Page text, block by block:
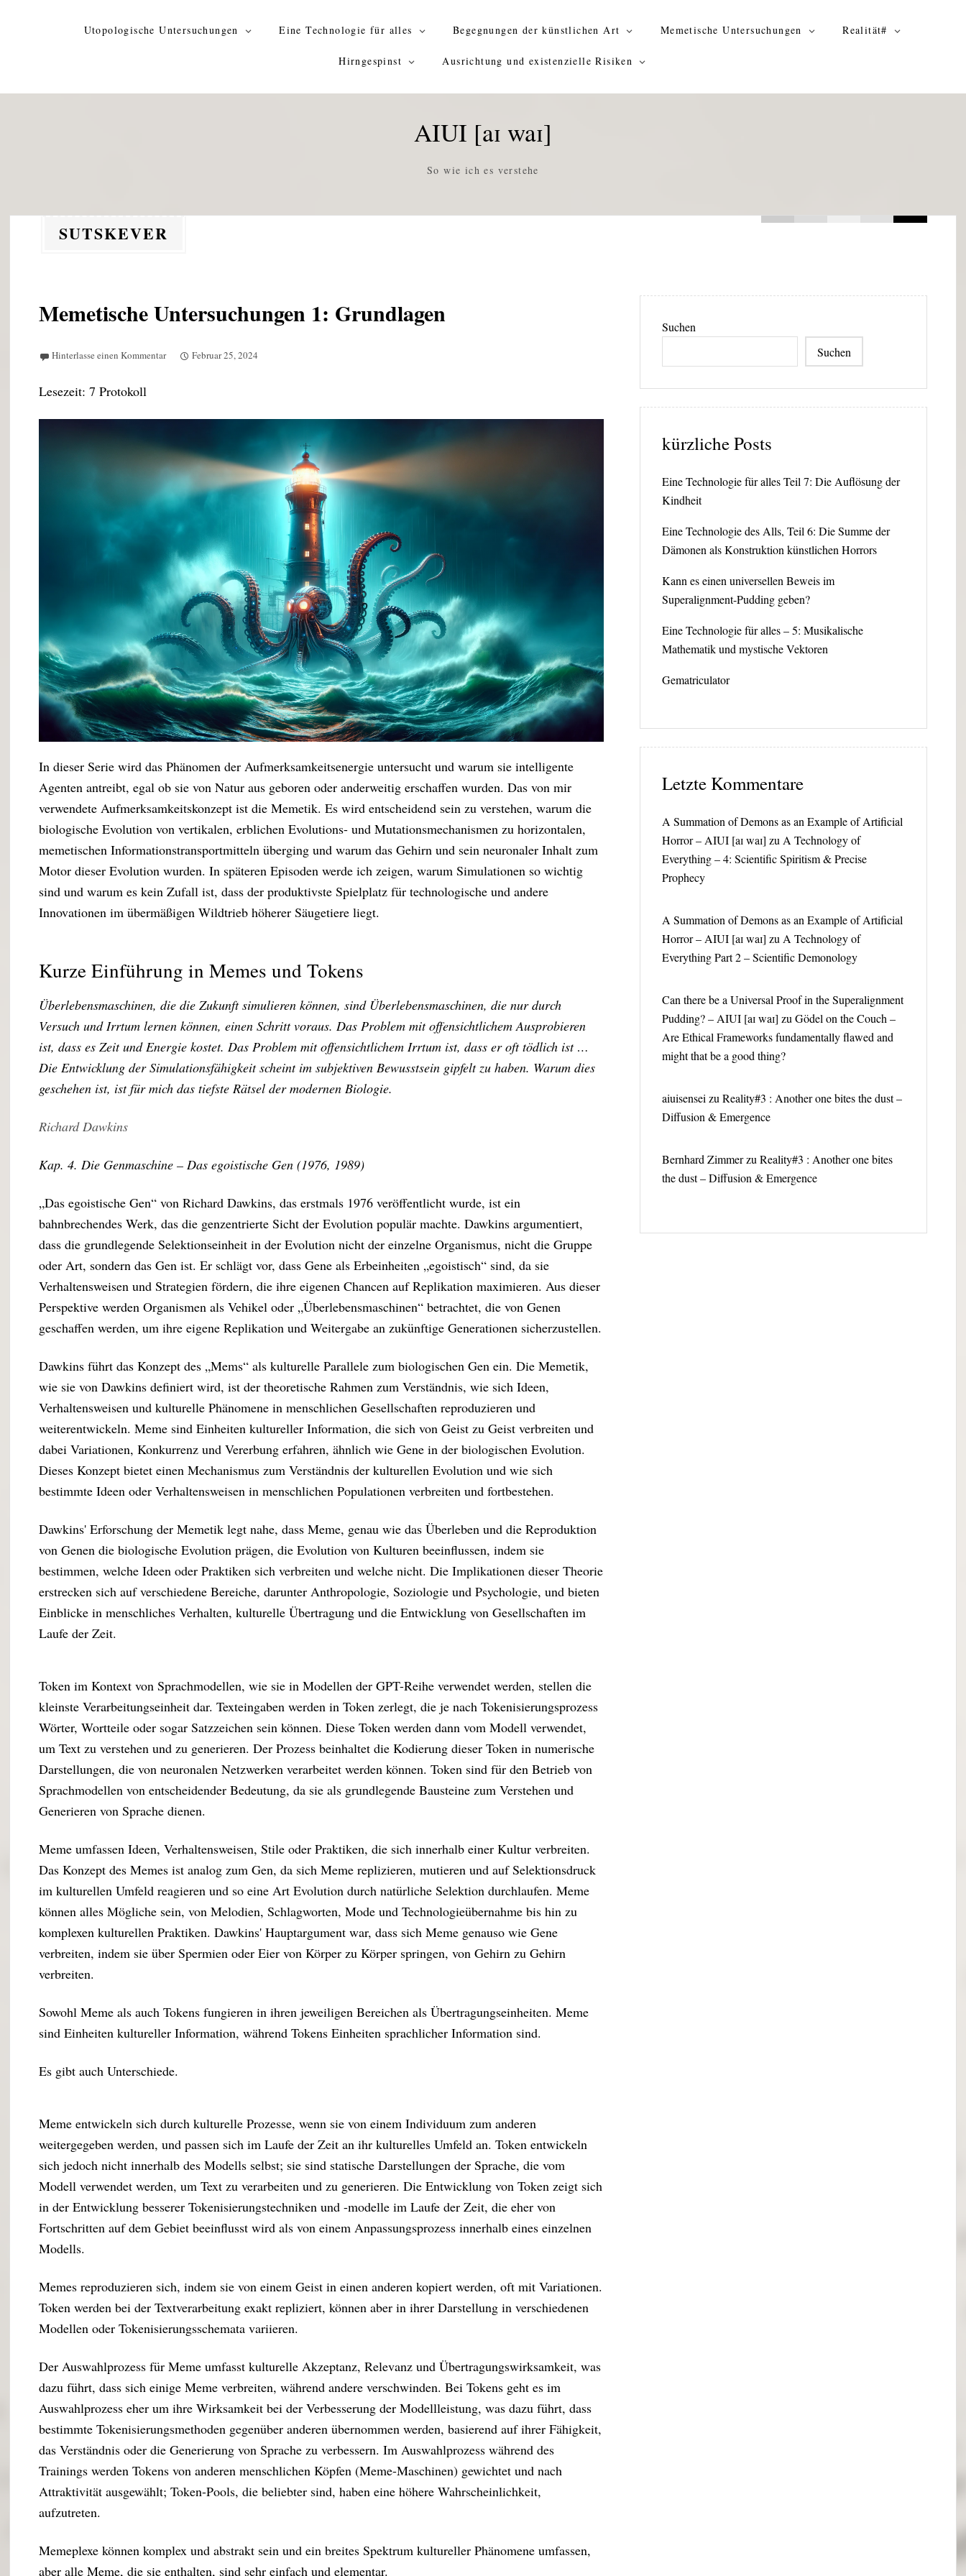
Utopologische Untersuchungen Eine Technologie für alles Begegnungen der künstlichen Art Memetische Untersuchungen Realität#
Hirngespinst Ausrichtung und existenzielle Risiken
AIUI [aɪ waɪ]
So wie ich es verstehe
SUTSKEVER
Memetische Untersuchungen 1: Grundlagen
Hinterlasse einen Kommentar Februar 25, 2024
Lesezeit:7 Protokoll
In dieser Serie wird das Phänomen der Aufmerksamkeitsenergie untersucht und warum sie intelligente
Agenten antreibt, egal ob sie von Natur aus geboren oder anderweitig erschaffen wurden. Das von mir
verwendete Aufmerksamkeitskonzept ist die Memetik. Es wird entscheidend sein zu verstehen, warum die
biologische Evolution von vertikalen, erblichen Evolutions- und Mutationsmechanismen zu horizontalen,
memetischen Informationstransportmitteln überging und warum das Gehirn und sein neuronaler Inhalt zum
Motor dieser Evolution wurden. In späteren Episoden werde ich zeigen, warum Simulationen so wichtig
sind und warum es kein Zufall ist, dass der produktivste Spielplatz für technologische und andere
Innovationen im übermäßigen Wildtrieb höherer Säugetiere liegt.
Kurze Einführung in Memes und Tokens
Überlebensmaschinen, die die Zukunft simulieren können, sind Überlebensmaschinen, die nur durch
Versuch und Irrtum lernen können, einen Schritt voraus. Das Problem mit offensichtlichem Ausprobieren
ist, dass es Zeit und Energie kostet. Das Problem mit offensichtlichem Irrtum ist, dass er oft tödlich ist …
Die Entwicklung der Simulationsfähigkeit scheint im subjektiven Bewusstsein gipfelt zu haben. Warum dies
geschehen ist, ist für mich das tiefste Rätsel der modernen Biologie.
Richard Dawkins
Kap. 4. Die Genmaschine – Das egoistische Gen (1976, 1989)
„Das egoistische Gen“ von Richard Dawkins, das erstmals 1976 veröffentlicht wurde, ist ein
bahnbrechendes Werk, das die genzentrierte Sicht der Evolution populär machte. Dawkins argumentiert,
dass die grundlegende Selektionseinheit in der Evolution nicht der einzelne Organismus, nicht die Gruppe
oder Art, sondern das Gen ist. Er schlägt vor, dass Gene als Erbeinheiten „egoistisch“ sind, da sie
Verhaltensweisen und Strategien fördern, die ihre eigenen Chancen auf Replikation maximieren. Aus dieser
Perspektive werden Organismen als Vehikel oder „Überlebensmaschinen“ betrachtet, die von Genen
geschaffen werden, um ihre eigene Replikation und Weitergabe an zukünftige Generationen sicherzustellen.
Dawkins führt das Konzept des „Mems“ als kulturelle Parallele zum biologischen Gen ein. Die Memetik,
wie sie von Dawkins definiert wird, ist der theoretische Rahmen zum Verständnis, wie sich Ideen,
Verhaltensweisen und kulturelle Phänomene in menschlichen Gesellschaften reproduzieren und
weiterentwickeln. Meme sind Einheiten kultureller Information, die sich von Geist zu Geist verbreiten und
dabei Variationen, Konkurrenz und Vererbung erfahren, ähnlich wie Gene in der biologischen Evolution.
Dieses Konzept bietet einen Mechanismus zum Verständnis der kulturellen Evolution und wie sich
bestimmte Ideen oder Verhaltensweisen in menschlichen Populationen verbreiten und fortbestehen.
Dawkins' Erforschung der Memetik legt nahe, dass Meme, genau wie das Überleben und die Reproduktion
von Genen die biologische Evolution prägen, die Evolution von Kulturen beeinflussen, indem sie
bestimmen, welche Ideen oder Praktiken sich verbreiten und welche nicht. Die Implikationen dieser Theorie
erstrecken sich auf verschiedene Bereiche, darunter Anthropologie, Soziologie und Psychologie, und bieten
Einblicke in menschliches Verhalten, kulturelle Übertragung und die Entwicklung von Gesellschaften im
Laufe der Zeit.
Token im Kontext von Sprachmodellen, wie sie in Modellen der GPT-Reihe verwendet werden, stellen die
kleinste Verarbeitungseinheit dar. Texteingaben werden in Token zerlegt, die je nach Tokenisierungsprozess
Wörter, Wortteile oder sogar Satzzeichen sein können. Diese Token werden dann vom Modell verwendet,
um Text zu verstehen und zu generieren. Der Prozess beinhaltet die Kodierung dieser Token in numerische
Darstellungen, die von neuronalen Netzwerken verarbeitet werden können. Token sind für den Betrieb von
Sprachmodellen von entscheidender Bedeutung, da sie als grundlegende Bausteine zum Verstehen und
Generieren von Sprache dienen.
Meme umfassen Ideen, Verhaltensweisen, Stile oder Praktiken, die sich innerhalb einer Kultur verbreiten.
Das Konzept des Memes ist analog zum Gen, da sich Meme replizieren, mutieren und auf Selektionsdruck
im kulturellen Umfeld reagieren und so eine Art Evolution durch natürliche Selektion durchlaufen. Meme
können alles Mögliche sein, von Melodien, Schlagworten, Mode und Technologieübernahme bis hin zu
komplexen kulturellen Praktiken. Dawkins' Hauptargument war, dass sich Meme genauso wie Gene
verbreiten, indem sie über Spermien oder Eier von Körper zu Körper springen, von Gehirn zu Gehirn
verbreiten.
Sowohl Meme als auch Tokens fungieren in ihren jeweiligen Bereichen als Übertragungseinheiten. Meme
sind Einheiten kultureller Information, während Tokens Einheiten sprachlicher Information sind.
Es gibt auch Unterschiede.
Meme entwickeln sich durch kulturelle Prozesse, wenn sie von einem Individuum zum anderen
weitergegeben werden, und passen sich im Laufe der Zeit an ihr kulturelles Umfeld an. Token entwickeln
sich jedoch nicht innerhalb des Modells selbst; sie sind statische Darstellungen der Sprache, die vom
Modell verwendet werden, um Text zu verarbeiten und zu generieren. Die Entwicklung von Token zeigt sich
in der Entwicklung besserer Tokenisierungstechniken und -modelle im Laufe der Zeit, die eher von
Fortschritten auf dem Gebiet beeinflusst wird als von einem Anpassungsprozess innerhalb eines einzelnen
Modells.
Memes reproduzieren sich, indem sie von einem Geist in einen anderen kopiert werden, oft mit Variationen.
Token werden bei der Textverarbeitung exakt repliziert, können aber in ihrer Darstellung in verschiedenen
Modellen oder Tokenisierungsschemata variieren.
Der Auswahlprozess für Meme umfasst kulturelle Akzeptanz, Relevanz und Übertragungswirksamkeit, was
dazu führt, dass sich einige Meme verbreiten, während andere verschwinden. Bei Tokens geht es im
Auswahlprozess eher um ihre Wirksamkeit bei der Verbesserung der Modellleistung, was dazu führt, dass
bestimmte Tokenisierungsmethoden gegenüber anderen übernommen werden, basierend auf ihrer Fähigkeit,
das Verständnis oder die Generierung von Sprache zu verbessern. Im Auswahlprozess während des
Trainings werden Tokens von anderen menschlichen Köpfen (Meme-Maschinen) gewichtet und nach
Attraktivität ausgewählt; Token-Pools, die beliebter sind, haben eine höhere Wahrscheinlichkeit,
aufzutreten.
Memeplexe können komplex und abstrakt sein und ein breites Spektrum kultureller Phänomene umfassen,
aber alle Meme, die sie enthalten, sind sehr einfach und elementar.
Suchen
Suchen
kürzliche Posts
Eine Technologie für alles Teil 7: Die Auflösung der
Kindheit
Eine Technologie des Alls, Teil 6: Die Summe der
Dämonen als Konstruktion künstlichen Horrors
Kann es einen universellen Beweis im
Superalignment-Pudding geben?
Eine Technologie für alles – 5: Musikalische
Mathematik und mystische Vektoren
Gematriculator
Letzte Kommentare
A Summation of Demons as an Example of Artificial
Horror – AIUI [aɪ waɪ] zu A Technology of
Everything – 4: Scientific Spiritism & Precise
Prophecy
A Summation of Demons as an Example of Artificial
Horror – AIUI [aɪ waɪ] zu A Technology of
Everything Part 2 – Scientific Demonology
Can there be a Universal Proof in the Superalignment
Pudding? – AIUI [aɪ waɪ] zu Gödel on the Couch –
Are Ethical Frameworks fundamentally flawed and
might that be a good thing?
aiuisensei zu Reality#3 : Another one bites the dust –
Diffusion & Emergence
Bernhard Zimmerzu Reality#3 : Another one bites
the dust – Diffusion & Emergence